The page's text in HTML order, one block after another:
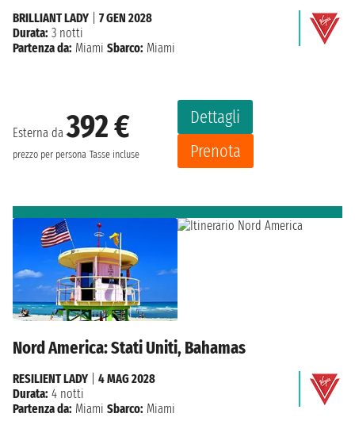
Esterna da392 €
prezzo per persona Tasse incluse
Dettagli
Prenota
BRILLIANT LADY
7 GEN 2028
Durata: 3 notti
Partenza da: Miami Sbarco: Miami
Nord America: Stati Uniti, Bahamas
RESILIENT LADY
4 MAG 2028
Durata: 4 notti
Partenza da: Miami Sbarco: Miami